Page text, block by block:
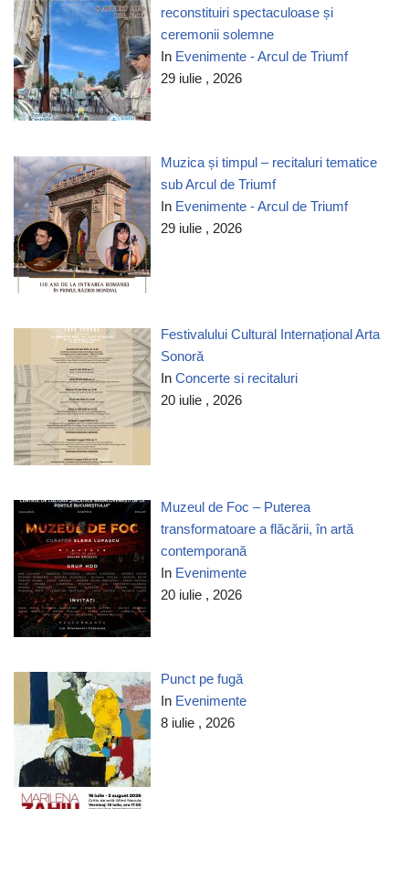
reconstituiri spectaculoase și
ceremonii solemne
In Evenimente - Arcul de Triumf
29 iulie , 2026
Muzica și timpul – recitaluri tematice
sub Arcul de Triumf
In Evenimente - Arcul de Triumf
29 iulie , 2026
Festivalului Cultural Internațional Arta
Sonoră
InConcerte si recitaluri
20 iulie , 2026
Muzeul de Foc – Puterea
transformatoare a flăcării, în artă
contemporană
In Evenimente
20 iulie , 2026
Punct pe fugă
In Evenimente
8 iulie , 2026